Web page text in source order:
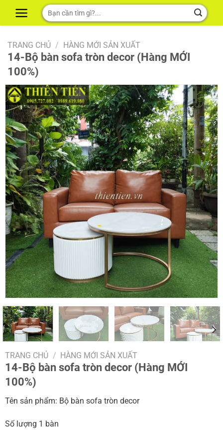
Tìm
kiếm:
TRANG CHỦ / HÀNG MỚI SẢN XUẤT
14-Bộ bàn sofa tròn decor (Hàng MỚI
100%)
TRANG CHỦ / HÀNG MỚI SẢN XUẤT
14-Bộ bàn sofa tròn decor (Hàng MỚI
100%)
Tên sản phẩm: Bộ bàn sofa tròn decor
Số lượng 1 bàn